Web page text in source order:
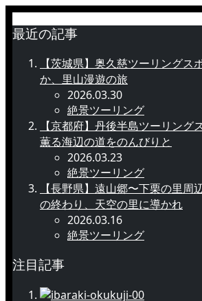
最近の記事
【茨城県】奥久慈ツーリングス
か、里山漫遊の旅
2026.03.30
絶景ツーリング
【京都府】丹後半島ツーリング
薫る海辺の道をのんびりと
2026.03.23
絶景ツーリング
【長野県】遠山郷〜下栗の里周
の終わり、天空の里に導かれ
2026.03.16
絶景ツーリング
注目記事